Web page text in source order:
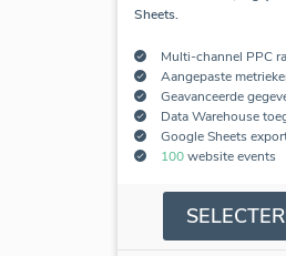
Sheets.
Multi-channel PPC
Aangepaste
Data Warehouse
100website events